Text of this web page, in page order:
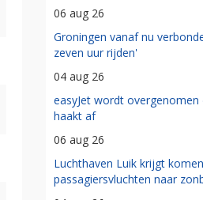
06 aug 26
Groningen vanaf nu
zeven uur rijden'
04 aug 26
easyJet wordt
haakt af
06 aug 26
Luchthaven Luik krijgt
passagiersvluchten naar